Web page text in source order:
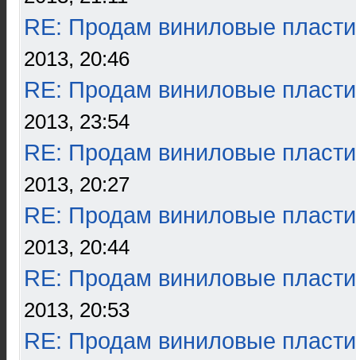
RE: Продам виниловые
2013, 20:46
RE: Продам виниловые
2013, 23:54
RE: Продам виниловые
2013, 20:27
RE: Продам виниловые
2013, 20:44
RE: Продам виниловые
2013, 20:53
RE: Продам виниловые